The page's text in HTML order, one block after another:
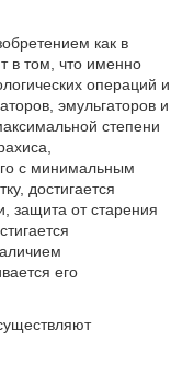
как в
в том, что именно
операций и
эмульгаторов и
степени
с минимальным
достигается
защита от старения
его